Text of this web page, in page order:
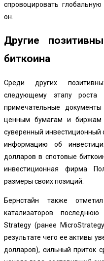
спровоцировать
он.
Другие
биткоина
Среди других
следующему этапу роста
примечательные
ценным бумагам и биржам
суверенный
информацию об
долларов в спотовые
инвестиционная фирма
размеры своих позиций.
Бернстайн также
катализаторов
Strategy (ранее
результате чего ее активы
долларов), сильный приток